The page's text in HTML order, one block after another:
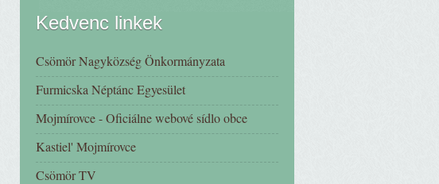
Kedvenc linkek
Csömör Nagyközség Önkormányzata
Furmicska Néptánc Egyesület
Mojmírovce - Oficiálne webové sídlo obce
Kastiel' Mojmírovce
Csömör TV